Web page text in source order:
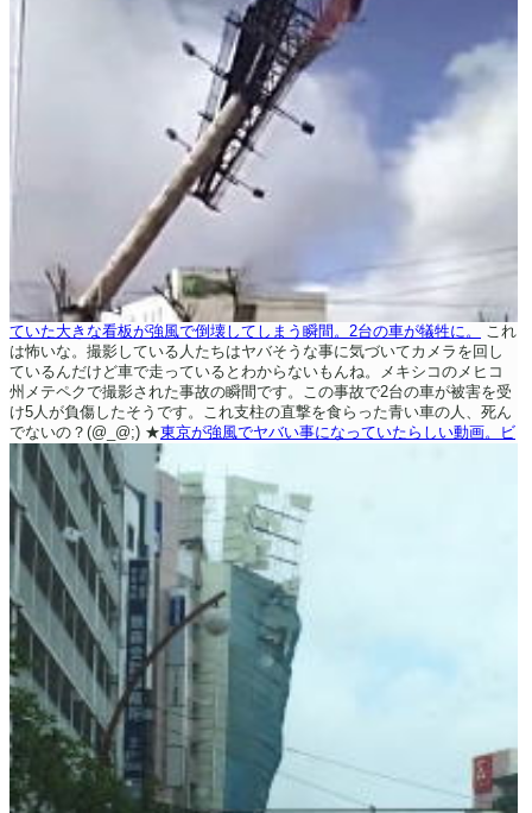
ていた大きな看板が強風で倒壊してしまう瞬間。2台の車が犠牲に。
これ
は怖いな。撮影している人たちはヤバそうな事に気づいてカメラを回し
ているんだけど車で走っているとわからないもんね。メキシコのメヒコ
州メテペクで撮影された事故の瞬間です。この事故で2台の車が被害を受
け5人が負傷したそうです。これ支柱の直撃を食らった青い車の人、死ん
でないの？(@_@;) ★東京が強風でヤバい事になっていたらしい動画。ビ